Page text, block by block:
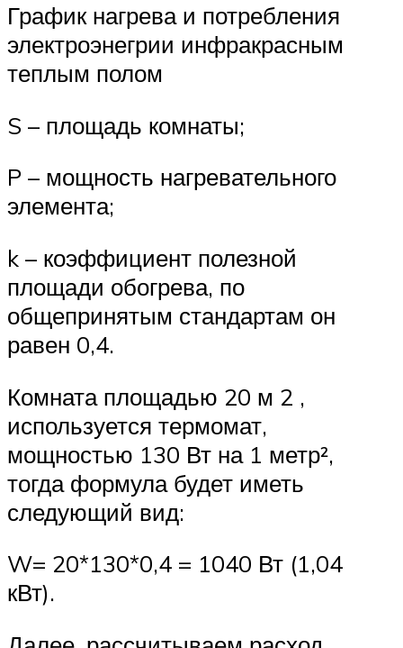
График нагрева и потребления
электроэнегрии инфракрасным
теплым полом
S – площадь комнаты;
P – мощность нагревательного
элемента;
k – коэффициент полезной
площади обогрева, по
общепринятым стандартам он
равен 0,4.
Комната площадью 20 м 2 ,
используется термомат,
мощностью 130 Вт на 1 метр²,
тогда формула будет иметь
следующий вид:
W= 20*130*0,4 = 1040 Вт (1,04
кВт).